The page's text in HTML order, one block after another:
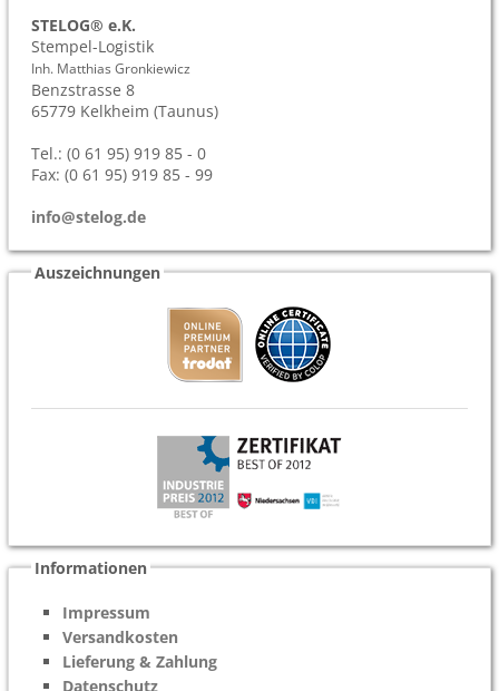
STELOG® e.K.
Stempel-Logistik
Inh. Matthias Gronkiewicz
Benzstrasse 8
65779 Kelkheim (Taunus)
Tel.: (0 61 95) 919 85 - 0
Fax: (0 61 95) 919 85 - 99
info@stelog.de
Auszeichnungen
Informationen
Impressum
Versandkosten
Lieferung & Zahlung
Datenschutz